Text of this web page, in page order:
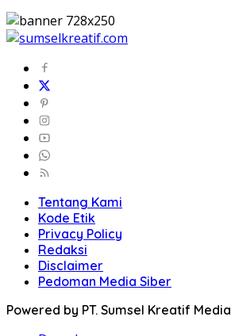
Tentang Kami
Kode Etik
Privacy Policy
Redaksi
Disclaimer
Pedoman Media Siber
Powered by PT. Sumsel Kreatif Media